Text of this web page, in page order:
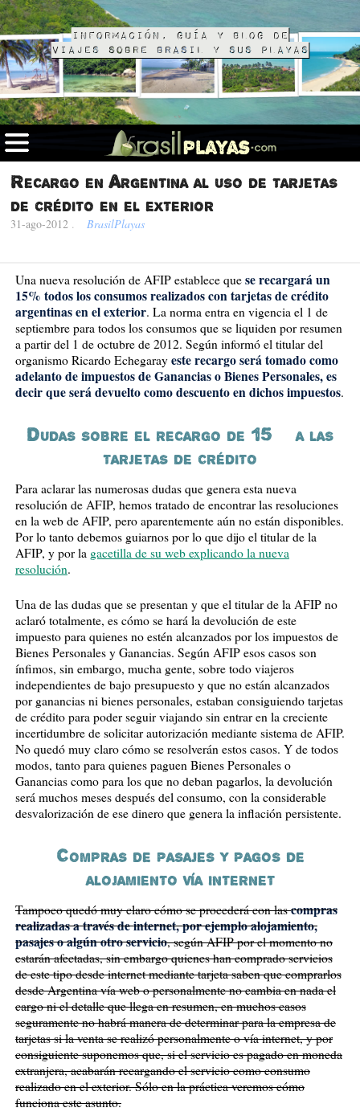
Información, guía y blog de
viajes sobre Brasil y sus playas
Recargo en Argentina al uso de tarjetas
de crédito en el exterior
31-ago-2012 . BrasilPlayas
Una nueva resolución de AFIP establece que se recargará un
15% todos los consumos realizados con tarjetas de crédito
argentinas en el exterior. La norma entra en vigencia el 1 de
septiembre para todos los consumos que se liquiden por resumen
a partir del 1 de octubre de 2012. Según informó el titular del
organismo Ricardo Echegaray este recargo será tomado como
adelanto de impuestos de Ganancias o Bienes Personales, es
decir que será devuelto como descuento en dichos impuestos.
Dudas sobre el recargo de 15% a las
tarjetas de crédito
Para aclarar las numerosas dudas que genera esta nueva
resolución de AFIP, hemos tratado de encontrar las resoluciones
en la web de AFIP, pero aparentemente aún no están disponibles.
Por lo tanto debemos guiarnos por lo que dijo el titular de la
AFIP, y por la gacetilla de su web explicando la nueva
resolución.
Una de las dudas que se presentan y que el titular de la AFIP no
aclaró totalmente, es cómo se hará la devolución de este
impuesto para quienes no estén alcanzados por los impuestos de
Bienes Personales y Ganancias. Según AFIP esos casos son
ínfimos, sin embargo, mucha gente, sobre todo viajeros
independientes de bajo presupuesto y que no están alcanzados
por ganancias ni bienes personales, estaban consiguiendo tarjetas
de crédito para poder seguir viajando sin entrar en la creciente
incertidumbre de solicitar autorización mediante sistema de AFIP.
No quedó muy claro cómo se resolverán estos casos. Y de todos
modos, tanto para quienes paguen Bienes Personales o
Ganancias como para los que no deban pagarlos, la devolución
será muchos meses después del consumo, con la considerable
desvalorización de ese dinero que genera la inflación persistente.
Compras de pasajes y pagos de
alojamiento vía internet
Tampoco quedó muy claro cómo se procederá con lascompras
realizadas a través de internet, por ejemplo alojamiento,
pasajes o algún otro servicio, según AFIP por el momento no
estarán afectadas, sin embargo quienes han comprado servicios
de este tipo desde internet mediante tarjeta saben que comprarlos
desde Argentina vía web o personalmente no cambia en nada el
cargo ni el detalle que llega en resumen, en muchos casos
seguramente no habrá manera de determinar para la empresa de
tarjetas si la venta se realizó personalmente o vía internet, y por
consiguiente suponemos que, si el servicio es pagado en moneda
extranjera, acabarán recargando el servicio como consumo
realizado en el exterior. Sólo en la práctica veremos cómo
funciona este asunto.